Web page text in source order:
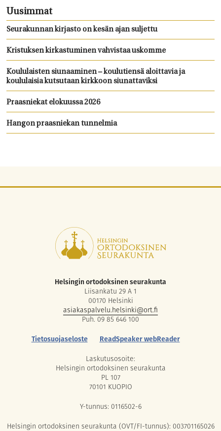
Uusimmat
Seurakunnan kirjasto on kesän ajan suljettu
Kristuksen kirkastuminen vahvistaa uskomme
Koululaisten siunaaminen – koulutiensä aloittavia ja
koululaisia kutsutaan kirkkoon siunattaviksi
Praasniekat elokuussa 2026
Hangon praasniekan tunnelmia
Helsingin ortodoksinen seurakunta
Liisankatu 29 A 1
00170 Helsinki
asiakaspalvelu.helsinki@ort.fi
Puh. 09 85 646 100
Tietosuojaseloste
ReadSpeaker webReader
Laskutusosoite:
Helsingin ortodoksinen seurakunta
PL 107
70101 KUOPIO
Y-tunnus: 0116502-6
Helsingin ortodoksinen seurakunta (OVT/FI-tunnus): 003701165026